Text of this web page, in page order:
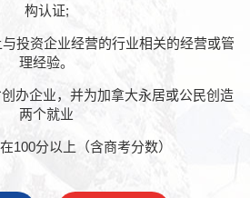
构认证;
投资企业经营的行业相关的经营或管
理经验。
办企业，并为加拿大永居或公民创造
两个就业
100分以上（含商考分数）